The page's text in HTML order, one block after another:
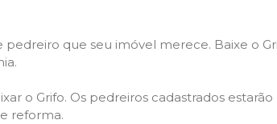
que seu imóvel merece. Baixe o
o Grifo. Os pedreiros cadastrados
reforma.